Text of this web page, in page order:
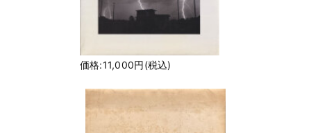
価格:11,000円(税込)